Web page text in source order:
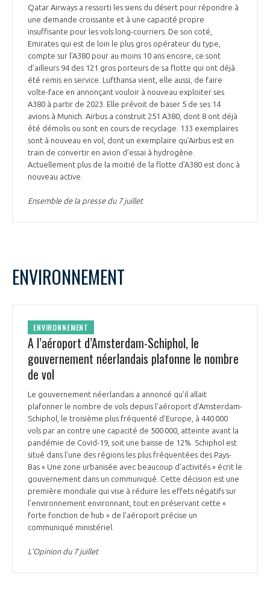
Qatar Airways a ressorti les siens du désert pour répondre à
une demande croissante et à une capacité propre
insuffisante pour les vols long-courriers. De son coté,
Emirates qui est de loin le plus gros opérateur du type,
compte sur l’A380 pour au moins 10 ans encore, ce sont
d’ailleurs 94 des 121 gros porteurs de sa flotte qui ont déjà
été remis en service. Lufthansa vient, elle aussi, de faire
volte-face en annonçant vouloir à nouveau exploiter ses
A380 à partir de 2023. Elle prévoit de baser 5 de ses 14
avions à Munich. Airbus a construit 251 A380, dont 8 ont déjà
été démolis ou sont en cours de recyclage. 133 exemplaires
sont à nouveau en vol, dont un exemplaire qu’Airbus est en
train de convertir en avion d’essai à hydrogène.
Actuellement plus de la moitié de la flotte d’A380 est donc à
nouveau active.
Ensemble de la presse du 7 juillet
ENVIRONNEMENT
ENVIRONNEMENT
A l’aéroport d’Amsterdam-Schiphol, le
gouvernement néerlandais plafonne le nombre
de vol
Le gouvernement néerlandais a annoncé qu’il allait
plafonner le nombre de vols depuis l’aéroport d’Amsterdam-
Schiphol, le troisième plus fréquenté d’Europe, à 440 000
vols par an contre une capacité de 500 000, atteinte avant la
pandémie de Covid-19, soit une baisse de 12%. Schiphol est
situé dans l’une des régions les plus fréquentées des Pays-
Bas « Une zone urbanisée avec beaucoup d’activités » écrit le
gouvernement dans un communiqué. Cette décision est une
première mondiale qui vise à réduire les effets négatifs sur
l’environnement environnant, tout en préservant cette «
forte fonction de hub » de l’aéroport précise un
communiqué ministériel.
L’Opinion du 7 juillet